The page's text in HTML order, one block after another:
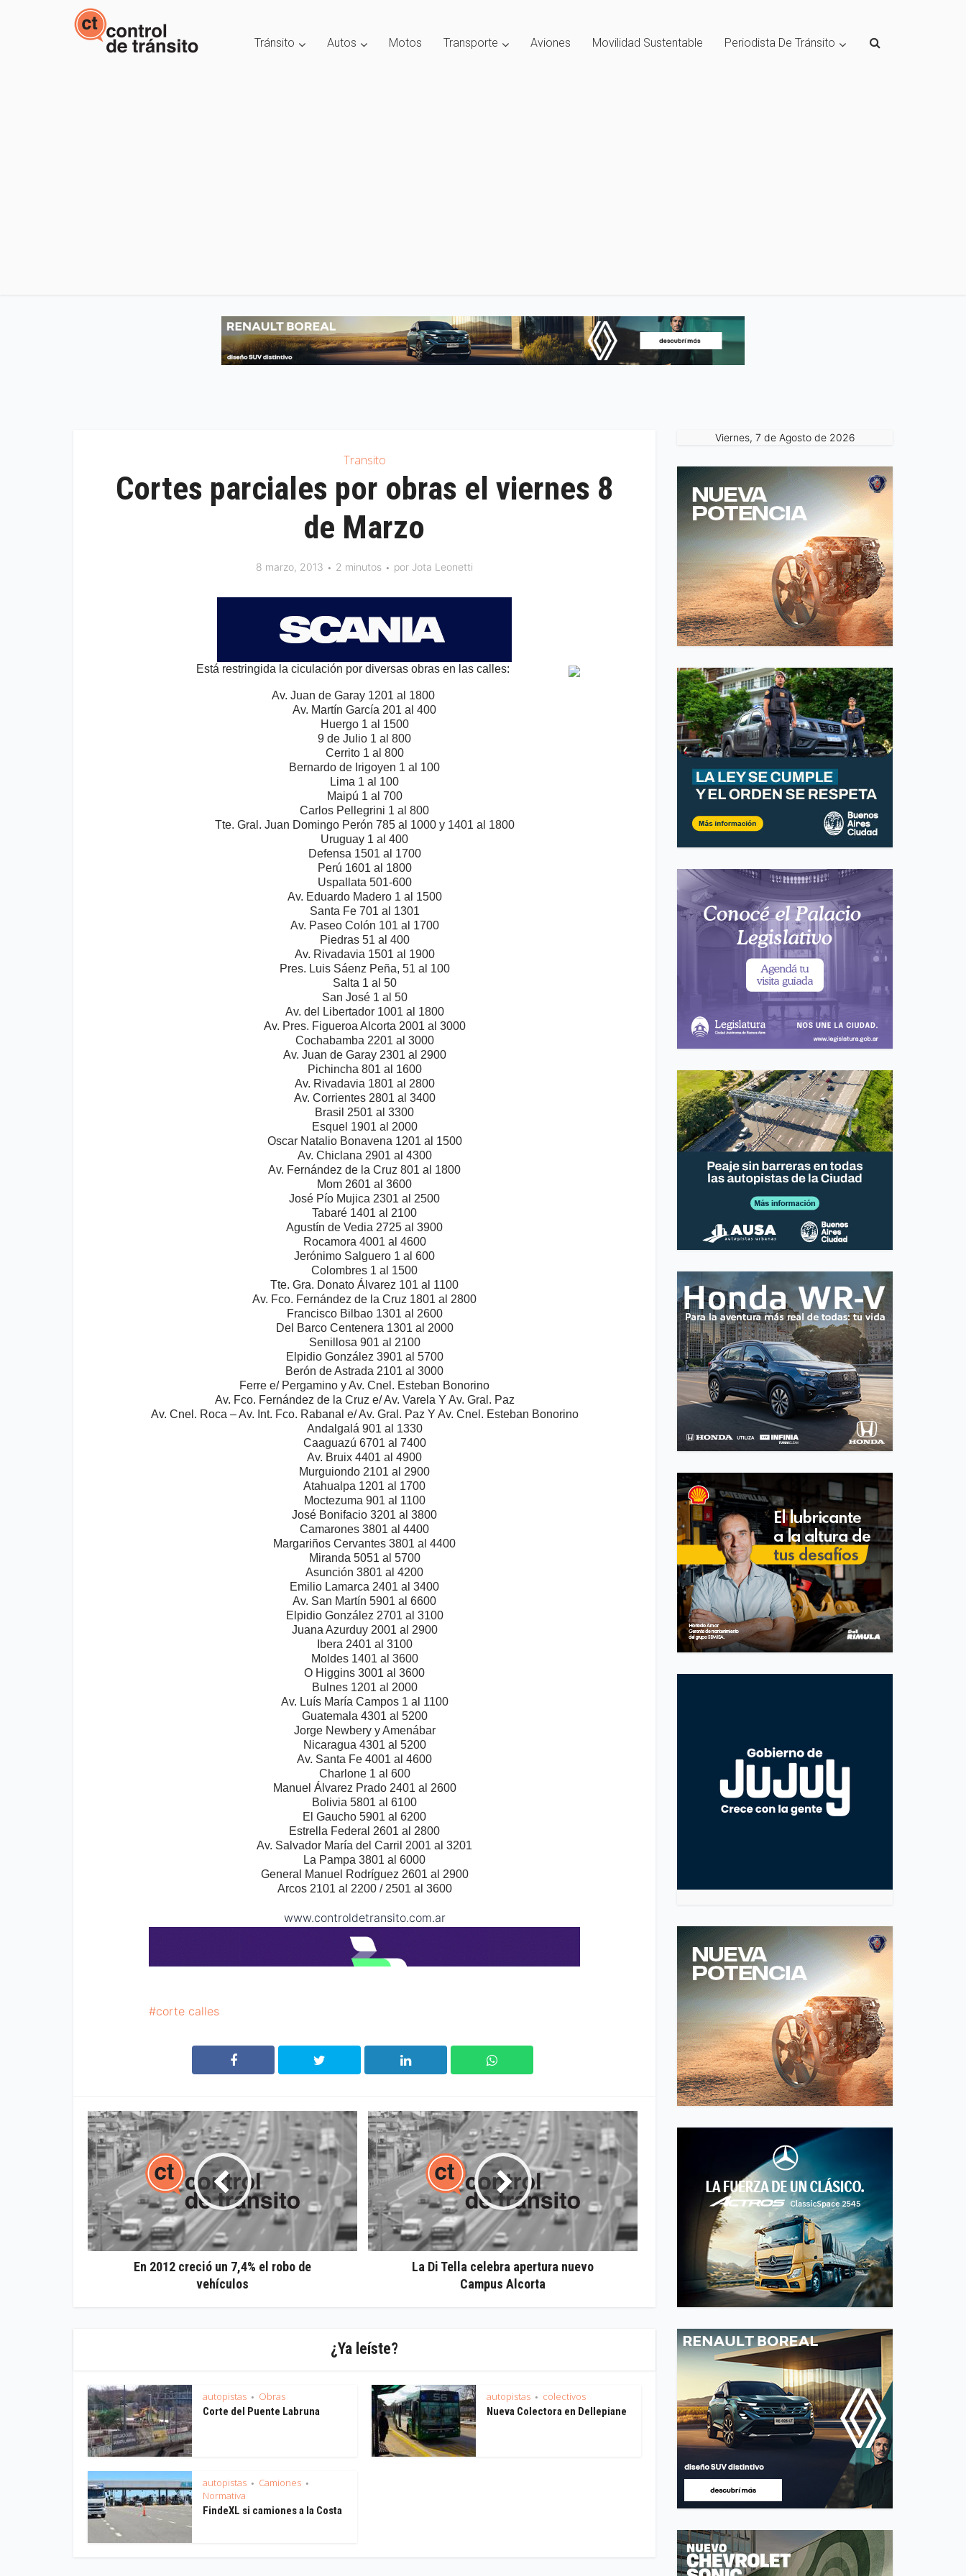
Tránsito Autos Motos Transporte Aviones Movilidad Sustentable Periodista De Tránsito
Transito
Cortes parciales por obras el viernes 8
de Marzo
8 marzo, 2013 2 minutos por Jota Leonetti
Está restringida la ciculación por diversas obras en las calles:
Av. Juan de Garay 1201 al 1800
Av. Martín García 201 al 400
Huergo 1 al 1500
9 de Julio 1 al 800
Cerrito 1 al 800
Bernardo de Irigoyen 1 al 100
Lima 1 al 100
Maipú 1 al 700
Carlos Pellegrini 1 al 800
Tte. Gral. Juan Domingo Perón 785 al 1000 y 1401 al 1800
Uruguay 1 al 400
Defensa 1501 al 1700
Perú 1601 al 1800
Uspallata 501-600
Av. Eduardo Madero 1 al 1500
Santa Fe 701 al 1301
Av. Paseo Colón 101 al 1700
Piedras 51 al 400
Av. Rivadavia 1501 al 1900
Pres. Luis Sáenz Peña, 51 al 100
Salta 1 al 50
San José 1 al 50
Av. del Libertador 1001 al 1800
Av. Pres. Figueroa Alcorta 2001 al 3000
Cochabamba 2201 al 3000
Av. Juan de Garay 2301 al 2900
Pichincha 801 al 1600
Av. Rivadavia 1801 al 2800
Av. Corrientes 2801 al 3400
Brasil 2501 al 3300
Esquel 1901 al 2000
Oscar Natalio Bonavena 1201 al 1500
Av. Chiclana 2901 al 4300
Av. Fernández de la Cruz 801 al 1800
Mom 2601 al 3600
José Pío Mujica 2301 al 2500
Tabaré 1401 al 2100
Agustín de Vedia 2725 al 3900
Rocamora 4001 al 4600
Jerónimo Salguero 1 al 600
Colombres 1 al 1500
Tte. Gra. Donato Álvarez 101 al 1100
Av. Fco. Fernández de la Cruz 1801 al 2800
Francisco Bilbao 1301 al 2600
Del Barco Centenera 1301 al 2000
Senillosa 901 al 2100
Elpidio González 3901 al 5700
Berón de Astrada 2101 al 3000
Ferre e/ Pergamino y Av. Cnel. Esteban Bonorino
Av. Fco. Fernández de la Cruz e/ Av. Varela Y Av. Gral. Paz
Av. Cnel. Roca – Av. Int. Fco. Rabanal e/ Av. Gral. Paz Y Av. Cnel. Esteban Bonorino
Andalgalá 901 al 1330
Caaguazú 6701 al 7400
Av. Bruix 4401 al 4900
Murguiondo 2101 al 2900
Atahualpa 1201 al 1700
Moctezuma 901 al 1100
José Bonifacio 3201 al 3800
Camarones 3801 al 4400
Margariños Cervantes 3801 al 4400
Miranda 5051 al 5700
Asunción 3801 al 4200
Emilio Lamarca 2401 al 3400
Av. San Martín 5901 al 6600
Elpidio González 2701 al 3100
Juana Azurduy 2001 al 2900
Ibera 2401 al 3100
Moldes 1401 al 3600
O Higgins 3001 al 3600
Bulnes 1201 al 2000
Av. Luís María Campos 1 al 1100
Guatemala 4301 al 5200
Jorge Newbery y Amenábar
Nicaragua 4301 al 5200
Av. Santa Fe 4001 al 4600
Charlone 1 al 600
Manuel Álvarez Prado 2401 al 2600
Bolivia 5801 al 6100
El Gaucho 5901 al 6200
Estrella Federal 2601 al 2800
Av. Salvador María del Carril 2001 al 3201
La Pampa 3801 al 6000
General Manuel Rodríguez 2601 al 2900
Arcos 2101 al 2200 / 2501 al 3600
www.controldetransito.com.ar
corte calles
En 2012 creció un 7,4% el robo de
vehículos
La Di Tella celebra apertura nuevo
Campus Alcorta
¿Ya leíste?
autopistas • Obras
Corte del Puente Labruna
autopistas • colectivos
Nueva Colectora en Dellepiane
autopistas • Camiones •
Normativa
FindeXL si camiones a la Costa
Viernes, 7 de Agosto de 2026